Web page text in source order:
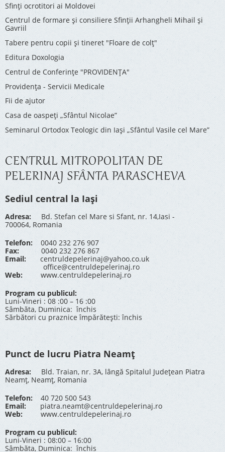
Sfinți ocrotitori ai Moldovei
Centrul de formare și consiliere Sfinții Arhangheli Mihail și
Gavriil
Tabere pentru copii şi tineret "Floare de colţ"
Editura Doxologia
Centrul de Conferinţe "PROVIDENŢA"
Providenţa - Servicii Medicale
Fii de ajutor
Casa de oaspeți „Sfântul Nicolae”
Seminarul Ortodox Teologic din Iași „Sfântul Vasile cel Mare”
CENTRUL MITROPOLITAN DE
PELERINAJ SFÂNTA PARASCHEVA
Sediul central la Iași
Adresa: Bd. Stefan cel Mare si Sfant, nr. 14,Iasi -
700064, Romania
Telefon: 0040 232 276 907
Fax: 0040 232 276 867
Email:
centruldepelerinaj@yahoo.co.uk
office@centruldepelerinaj.ro
Web:
www.centruldepelerinaj.ro
Program cu publicul:
Luni-Vineri : 08 :00 – 16 :00
Sâmbăta, Duminica: închis
Sărbători cu praznice împărătești: închis
Punct de lucru Piatra Neamț
Adresa: Bld. Traian, nr. 3A, lângă Spitalul Județean Piatra
Neamț, Neamț, Romania
Telefon:40 720 500 543
Email:
piatra.neamt@centruldepelerinaj.ro
Web:
www.centruldepelerinaj.ro
Program cu publicul:
Luni-Vineri : 08:00 – 16:00
Sâmbăta, Duminica: închis